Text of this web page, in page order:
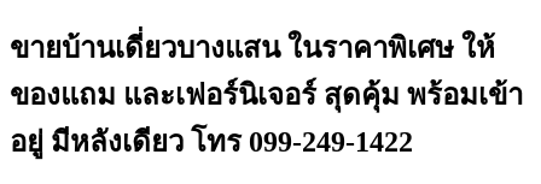
ขายบ้านเดี่ยวบางแสน ในราคาพิเศษ ให้
ของแถม และเฟอร์นิเจอร์ สุดคุ้ม พร้อมเข้า
อยู่ มีหลังเดียว โทร 099-249-1422